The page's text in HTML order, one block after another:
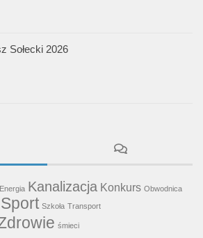
Sołecki 2026
Energia Kanalizacja Konkurs Obwodnica
Sport Szkoła Transport
śmieci